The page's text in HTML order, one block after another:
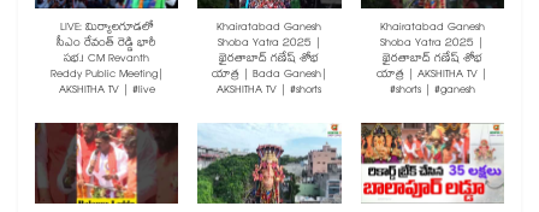
LIVE: మిర్యాలగూడలో
సీఎం రేవంత్ రెడ్డి భారీ
సభ.! CM Revanth
Reddy Public Meeting|
AKSHITHA TV | #live
Khairatabad Ganesh
Shoba Yatra 2025 |
ఖైరతాబాద్ గణేష్ శోభ
యాత్ర | Bada Ganesh|
AKSHITHA TV | #shorts
Khairatabad Ganesh
Shoba Yatra 2025 |
ఖైరతాబాద్ గణేష్ శోభ
యాత్ర | AKSHITHA TV |
#shorts | #ganesh